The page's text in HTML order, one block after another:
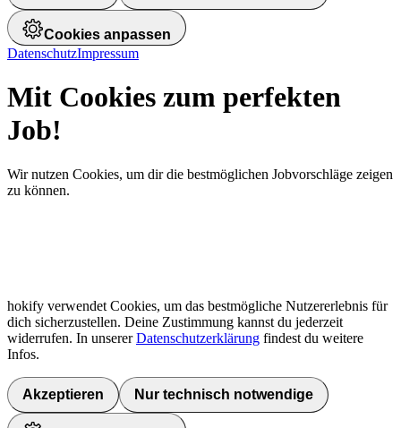
Cookies anpassen
DatenschutzImpressum
Mit Cookies zum perfekten
Job!
Wir nutzen Cookies, um dir die bestmöglichen Jobvorschläge zeigen
zu können.
hokify verwendet Cookies, um das bestmögliche Nutzererlebnis für
dich sicherzustellen. Deine Zustimmung kannst du jederzeit
widerrufen. In unsererDatenschutzerklärung findest du weitere
Infos.
Akzeptieren Nur technisch notwendige